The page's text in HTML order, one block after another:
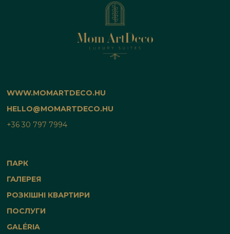
WWW.MOMARTDECO.HU
HELLO@MOMARTDECO.HU
+36 30 797 7994
ПАРК
ГАЛЕРЕЯ
РОЗКІШНІ КВАРТИРИ
ПОСЛУГИ
GALÉRIA